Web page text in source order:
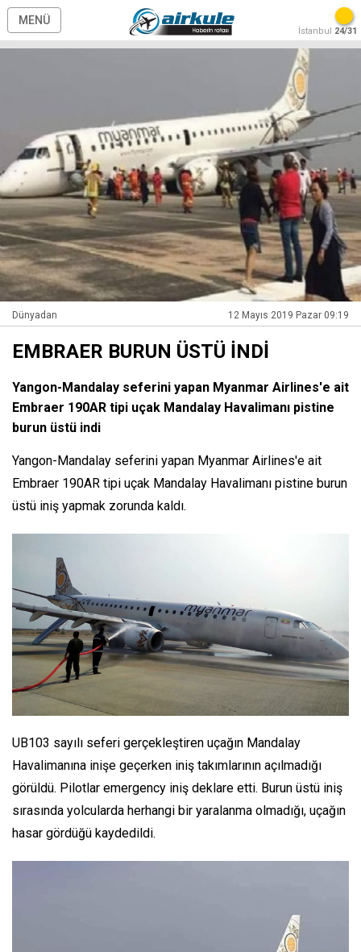
MENÜ
İstanbul 24/31
Dünyadan 12 Mayıs 2019 Pazar 09:19
EMBRAER BURUN ÜSTÜ İNDİ
Yangon-Mandalay seferini yapan Myanmar Airlines'e ait
Embraer 190AR tipi uçak Mandalay Havalimanı pistine
burun üstü indi
Yangon-Mandalay seferini yapan Myanmar Airlines'e ait
Embraer 190AR tipi uçak Mandalay Havalimanı pistine burun
üstü iniş yapmak zorunda kaldı.
UB103 sayılı seferi gerçekleştiren uçağın Mandalay
Havalimanına inişe geçerken iniş takımlarının açılmadığı
görüldü. Pilotlar emergency iniş deklare etti. Burun üstü iniş
sırasında yolcularda herhangi bir yaralanma olmadığı, uçağın
hasar gördüğü kaydedildi.